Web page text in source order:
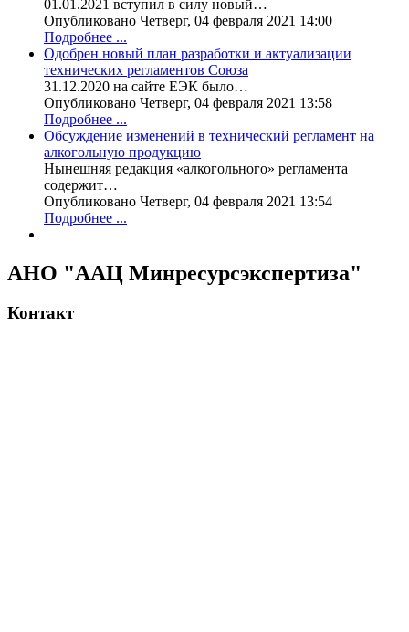
01.01.2021 вступил в силу новый…
Опубликовано Четверг, 04 февраля 2021 14:00
Подробнее ...
Одобрен новый план разработки и актуализации
технических регламентов Союза
31.12.2020 на сайте ЕЭК было…
Опубликовано Четверг, 04 февраля 2021 13:58
Подробнее ...
Обсуждение изменений в технический регламент на
алкогольную продукцию
Нынешняя редакция «алкогольного» регламента
содержит…
Опубликовано Четверг, 04 февраля 2021 13:54
Подробнее ...
АНО "ААЦ Минресурсэкспертиза"
Контакт